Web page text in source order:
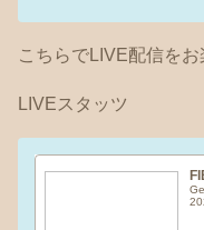
こちらでLIVE配信を
LIVEスタッツ